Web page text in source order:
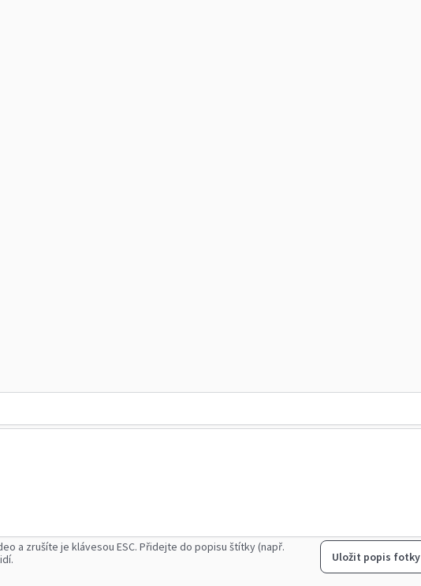
a zrušíte je klávesou ESC. Přidejte do popisu štítky (např.
Uložit popis fotky